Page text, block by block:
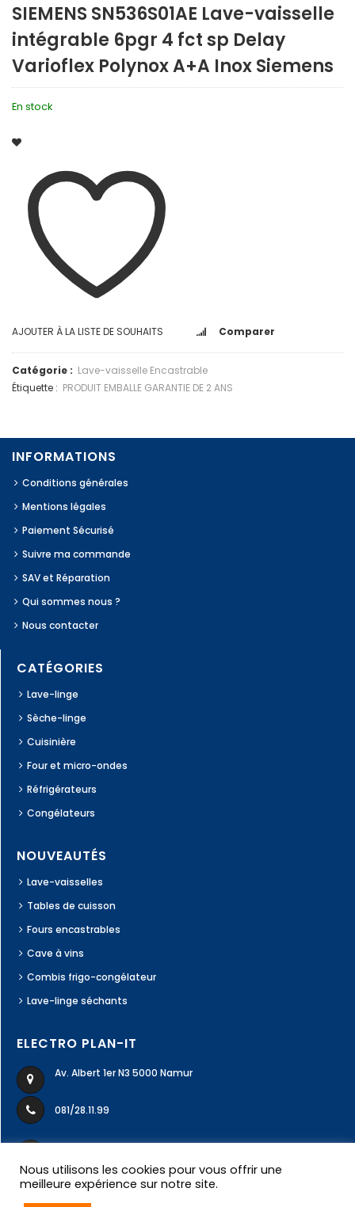
SIEMENS SN536S01AE Lave-vaisselle
intégrable 6pgr 4 fct sp Delay
Varioflex Polynox A+A Inox Siemens
En stock
AJOUTER À LA LISTE DE SOUHAITS Comparer
Catégorie : Lave-vaisselle Encastrable
Étiquette : PRODUIT EMBALLE GARANTIE DE 2 ANS
INFORMATIONS
Conditions générales
Mentions légales
Paiement Sécurisé
Suivre ma commande
SAV et Réparation
Qui sommes nous ?
Nous contacter
CATÉGORIES
Lave-linge
Sèche-linge
Cuisinière
Four et micro-ondes
Réfrigérateurs
Congélateurs
NOUVEAUTÉS
Lave-vaisselles
Tables de cuisson
Fours encastrables
Cave à vins
Combis frigo-congélateur
Lave-linge séchants
ELECTRO PLAN-IT
Av. Albert 1er N3 5000 Namur
081/28.11.99
Nous utilisons les cookies pour vous offrir une
meilleure expérience sur notre site.